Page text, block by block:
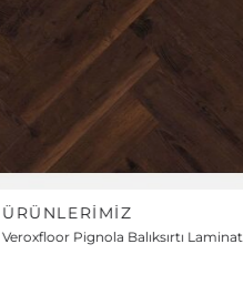
ÜRÜNLERIMIZ
Veroxfloor Famous Balıksırtı Laminat